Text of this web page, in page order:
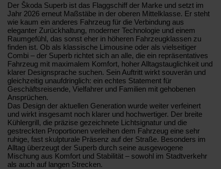
Der Škoda Superb ist das Flaggschiff der Marke und setzt im
Jahr 2026 erneut Maßstäbe in der oberen Mittelklasse. Er steht
wie kaum ein anderes Fahrzeug für die Verbindung aus
eleganter Zurückhaltung, moderner Technologie und einem
Raumgefühl, das sonst eher in höheren Fahrzeugklassen zu
finden ist. Ob als klassische Limousine oder als vielseitiger
Combi – der Superb richtet sich an alle, die ein repräsentatives
Fahrzeug mit maximalem Komfort, hoher Alltagstauglichkeit und
klarer Designsprache suchen. Sein Auftritt wirkt souverän und
gleichzeitig unaufdringlich: ein echtes Statement für
Geschäftsreisende, Vielfahrer und Familien mit gehobenen
Ansprüchen.
Das Design der aktuellen Generation wurde weiter verfeinert
und wirkt insgesamt noch klarer und hochwertiger. Der breite
Kühlergrill, die präzise gezeichnete Lichtsignatur und die
gestreckten Proportionen verleihen dem Fahrzeug eine sehr
ruhige, fast skulpturale Präsenz auf der Straße. Besonders im
Alltag überzeugt der Superb durch seine ausgewogene
Mischung aus Komfort und Stabilität – sowohl im Stadtverkehr
als auch auf langen Strecken.